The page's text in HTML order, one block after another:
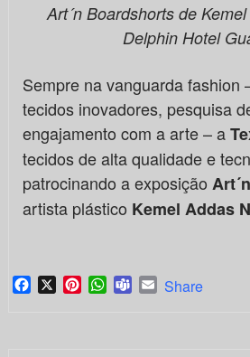
Art´n Boardshorts de
Delphin Hotel
Sempre na vanguarda fashion
tecidos inovadores, pesquisa
engajamento com a arte – a
tecidos de alta qualidade e
patrocinando a exposição
artista plástico Kemel Addas
Facebook
X PinterestWhatsApp
TeamsEmail
Share